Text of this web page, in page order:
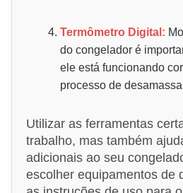
Termômetro Digital:
do congelador é
ele está funcionando
processo de
Utilizar as ferramentas
trabalho, mas também
adicionais ao seu
escolher equipamentos de